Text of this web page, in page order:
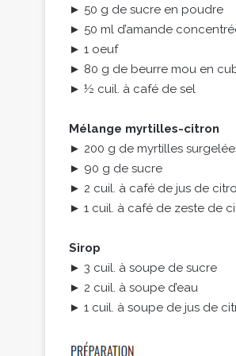
► 50 g de sucre en poudre
► 50 ml d’amande
► 1 oeuf
► 80 g de beurre mou en
► ½ cuil. à café de sel
Mélange myrtilles-citron
► 200 g de myrtilles
► 90 g de sucre
► 2 cuil. à café de jus de
► 1 cuil. à café de zeste de
Sirop
► 3 cuil. à soupe de sucre
► 2 cuil. à soupe d’eau
► 1 cuil. à soupe de jus de